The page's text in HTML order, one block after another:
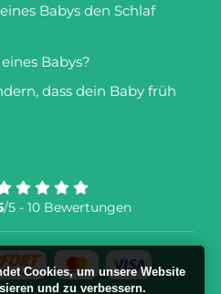
Babys den Schlaf
Babys?
dass dein Baby früh
/5 - 10 Bewertungen
Cookies, um unsere Website
und zu verbessern.